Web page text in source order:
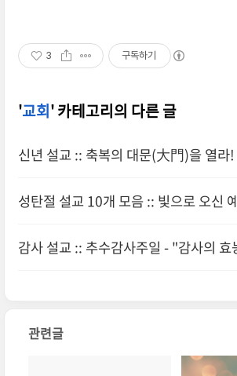
3 구독하기
'교회' 카테고리의 다른 글
신년 설교 :: 축복의 대문(大門)을 열
성탄절 설교 10개 모음 :: 빛으로 오신
감사 설교 :: 추수감사주일 - "감사의
관련글